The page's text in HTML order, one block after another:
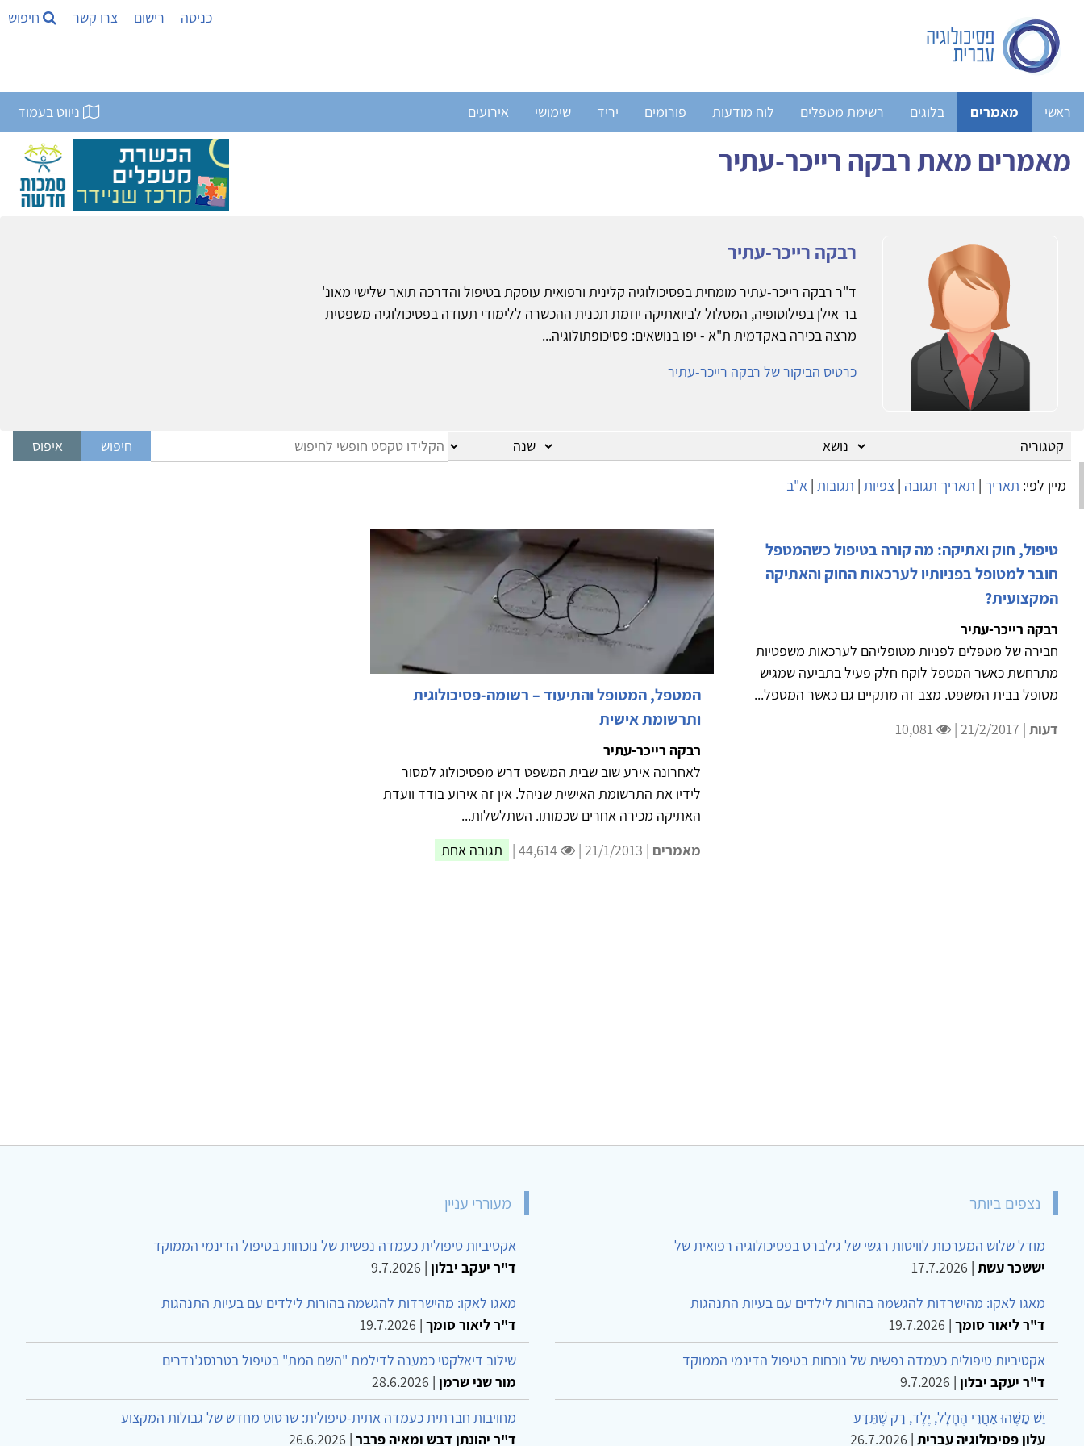
כניסה רישום צרו קשר חיפוש
ראשי מאמרים בלוגים רשימת מטפלים לוח מודעות פורומים יריד שימושי אירועים ניווט בעמוד
מאמרים מאת רבקה רייכר-עתיר
רבקה רייכר-עתיר
ד"ר רבקה רייכר-עתיר מומחית בפסיכולוגיה קלינית ורפואית עוסקת בטיפול והדרכה תואר שלישי מאונ'
בר אילן בפילוסופיה, המסלול לביואתיקה יוזמת תכנית ההכשרה ללימודי תעודה בפסיכולוגיה משפטית
מרצה בכירה באקדמית ת"א - יפו בנושאים: פסיכופתולוגיה...
כרטיס הביקור של רבקה רייכר-עתיר
מיין לפי: תאריך | תאריך תגובה | צפיות | תגובות | א"ב
טיפול, חוק ואתיקה: מה קורה בטיפול כשהמטפל
חובר למטופל בפניותיו לערכאות החוק והאתיקה
המקצועית?
רבקה רייכר-עתיר
חבירה של מטפלים לפניות מטופליהם לערכאות משפטיות
מתרחשת כאשר המטפל לוקח חלק פעיל בתביעה שמגיש
מטופל בבית המשפט. מצב זה מתקיים גם כאשר המטפל...
דעות | 21/2/2017 |
המטפל, המטופל והתיעוד – רשומה-פסיכולוגית
ותרשומת אישית
רבקה רייכר-עתיר
לאחרונה אירע שוב שבית המשפט דרש מפסיכולוג למסור
לידיו את התרשומת האישית שניהל. אין זה אירוע בודד וועדת
האתיקה מכירה אחרים שכמותו. השתלשלות...
מאמרים | 21/1/2013 |
44,614 | תגובה אחת
נצפים ביותר
מודל שלוש המערכות לוויסות רגשי של גילברט בפסיכולוגיה רפואית של
יששכר עשת |
17.7.2026
מאגו לאקו: מהישרדות להגשמה בהורות לילדים עם בעיות התנהגות
ד"ר ליאור סומך |
19.7.2026
אקטיביות טיפולית כעמדה נפשית של נוכחות בטיפול הדינמי הממוקד
ד"ר יעקב יבלון |
9.7.2026
יֵשׁ מַשֶּׁהוּ אַחֲרֵי הֶחָלָל, יֶלֶד, רַק שֶׁתֵּדַע
עלון פסיכולוגיה עברית |
26.7.2026
מעוררי עניין
אקטיביות טיפולית כעמדה נפשית של נוכחות בטיפול הדינמי הממוקד
ד"ר יעקב יבלון |
9.7.2026
מאגו לאקו: מהישרדות להגשמה בהורות לילדים עם בעיות התנהגות
ד"ר ליאור סומך |
19.7.2026
שילוב דיאלקטי כמענה לדילמת "השם המת" בטיפול בטרנסג'נדרים
מור שני שרמן |
28.6.2026
מחויבות חברתית כעמדה אתית-טיפולית: שרטוט מחדש של גבולות המקצוע
ד"ר יהונתן דבש ומאיה פרבר |
26.6.2026